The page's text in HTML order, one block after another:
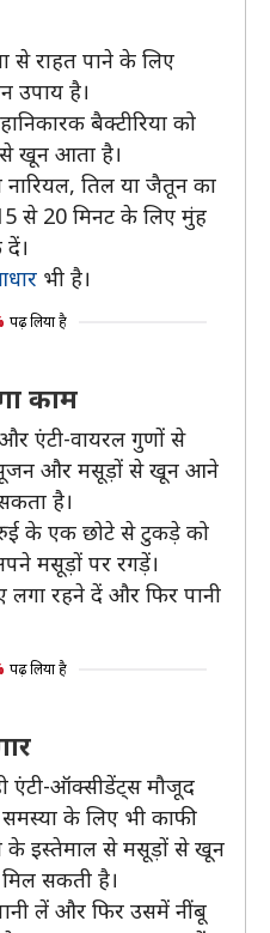
राहत पाने के लिए
उपाय है।
बैक्टीरिया को
खून आता है।
तिल या जैतून का
से 20 मिनट के लिए मुंह
भी है।
पढ़ लिया है
काम
एंटी-वायरल गुणों से
और मसूड़ों से खून आने
है।
के एक छोटे से टुकड़े को
मसूड़ों पर रगड़ें।
रहने दें और फिर पानी
पढ़ लिया है
एंटी-ऑक्सीडेंट्स मौजूद
के लिए भी काफी
के इस्तेमाल से मसूड़ों से खून
सकती है।
लें और फिर उसमें नींबू